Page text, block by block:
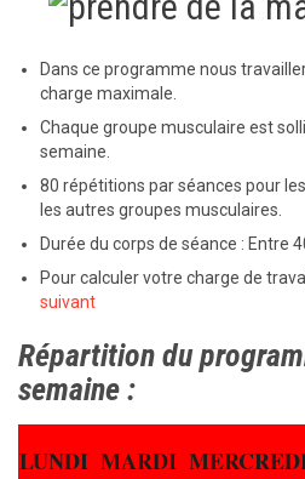
Dans ce programme nous
charge maximale.
Chaque groupe musculaire est
semaine.
80 répétitions par séances pour
les autres groupes musculaires.
Durée du corps de séance : Entre
Pour calculer votre charge de
suivant
Répartition du
semaine :
LUNDI MARDI